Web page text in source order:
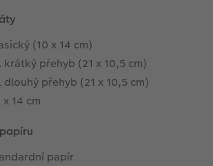
(10 x 14 cm)
krátký přehyb (21 x 10,5 cm)
dlouhý přehyb (21 x 10,5 cm)
x 14 cm
papír